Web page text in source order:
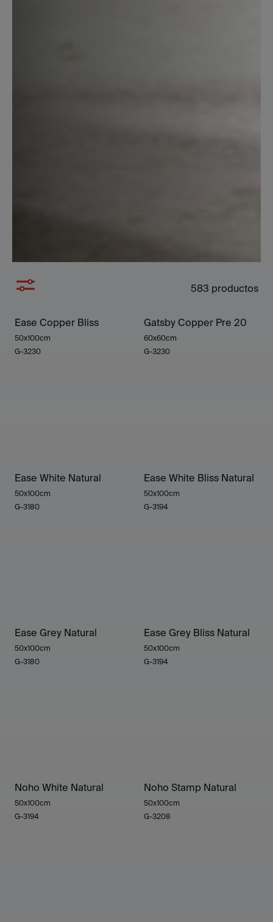
583 productos
Ease Copper Bliss
50x100cm
G-3230
Gatsby Copper Pre 20
60x60cm
G-3230
Ease White Natural
50x100cm
G-3180
Ease White Bliss Natural
50x100cm
G-3194
Ease Grey Natural
50x100cm
G-3180
Ease Grey Bliss Natural
50x100cm
G-3194
Noho White Natural
50x100cm
G-3194
Noho Stamp Natural
50x100cm
G-3208